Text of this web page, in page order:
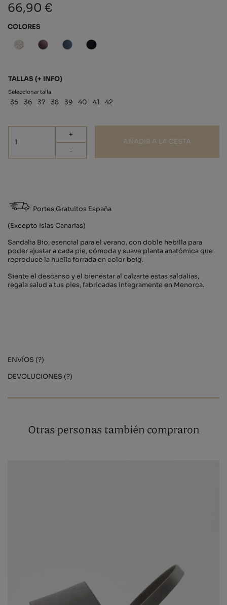
66,90 €
COLORES
TALLAS (+ INFO)
Seleccionar talla
35 36 37 38 39 40 41 42
+
-
AÑADIR A LA CESTA
Portes Gratuitos España
(Excepto Islas Canarias)
Sandalia Bio, esencial para el verano, con doble hebilla para
poder ajustar a cada pie, cómoda y suave planta anatómica que
reproduce la huella forrada en color beig.
Siente el descanso y el bienestar al calzarte estas saldalias,
regala salud a tus pies, fabricadas integramente en Menorca.
ENVÍOS (?)
DEVOLUCIONES (?)
Otras personas también compraron